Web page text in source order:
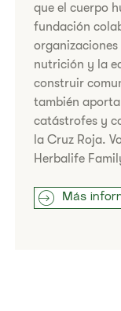
que el cuerpo
fundación
nutrición y la
construir
también
catástrofes y
la Cruz Roja.
Herbalife
Más